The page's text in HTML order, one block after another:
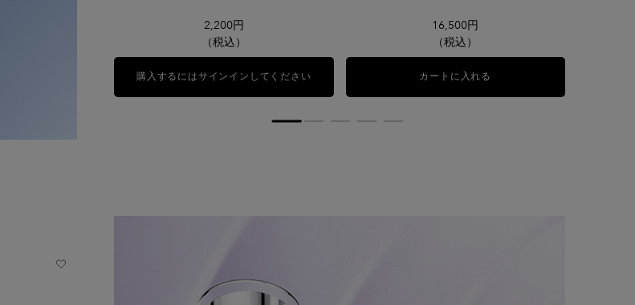
2,200円
（税込）
購入するにはサインインしてください
16,500円
（税込）
カートに入れる